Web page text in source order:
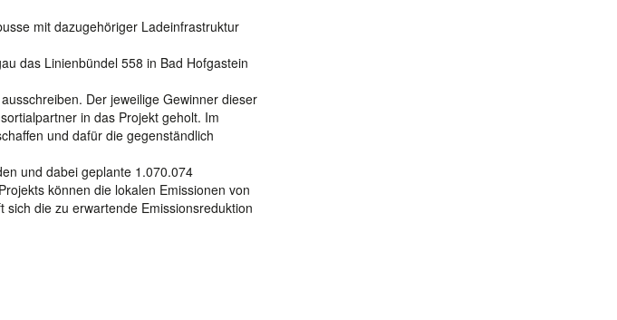
mit dazugehöriger Ladeinfrastruktur
das Linienbündel 558 in Bad Hofgastein
Der jeweilige Gewinner dieser
in das Projekt geholt. Im
und dafür die gegenständlich
und dabei geplante 1.070.074
können die lokalen Emissionen von
die zu erwartende Emissionsreduktion